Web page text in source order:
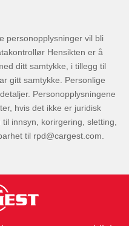
personopplysninger vil bli
Hensikten er å
ditt samtykke, i tillegg til
gitt samtykke. Personlige
Personopplysningene
hvis det ikke er juridisk
innsyn, korirgering, sletting,
til